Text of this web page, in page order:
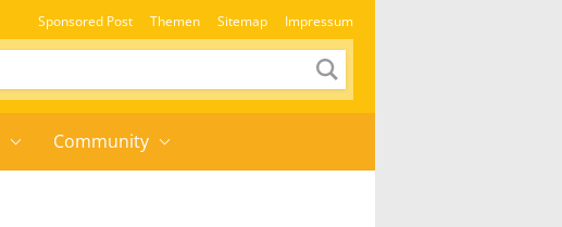
Sponsored Post Themen Sitemap Impressum
Community